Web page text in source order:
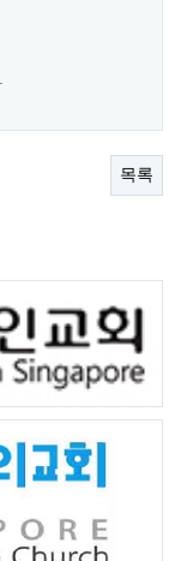
목록